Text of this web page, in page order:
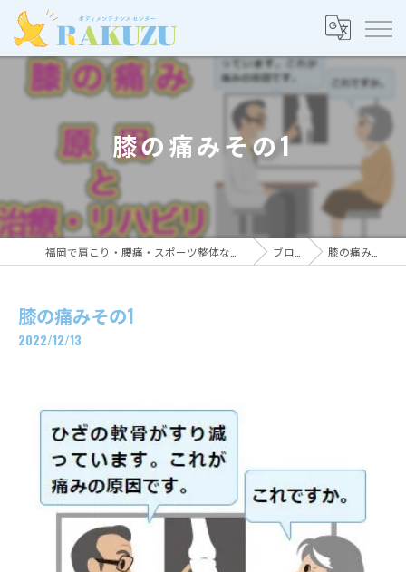
膝の痛みその1
ブログ 膝の痛みその1
膝の痛みその1
2022/12/13